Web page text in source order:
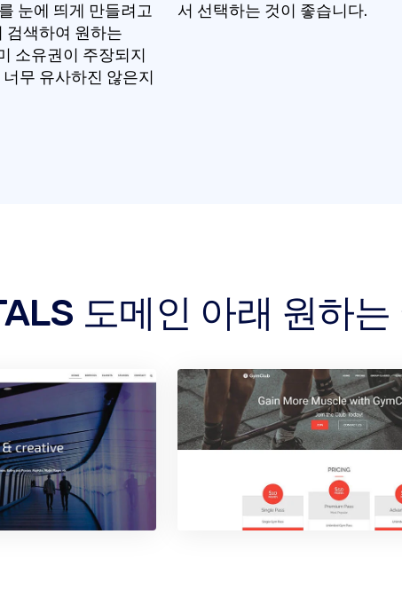
눈에 띄게 만들려고
검색하여 원하는
소유권이 주장되지
무 유사하진 않은지
서 선택하는 것이 좋습니다.
도메인 아래 원하